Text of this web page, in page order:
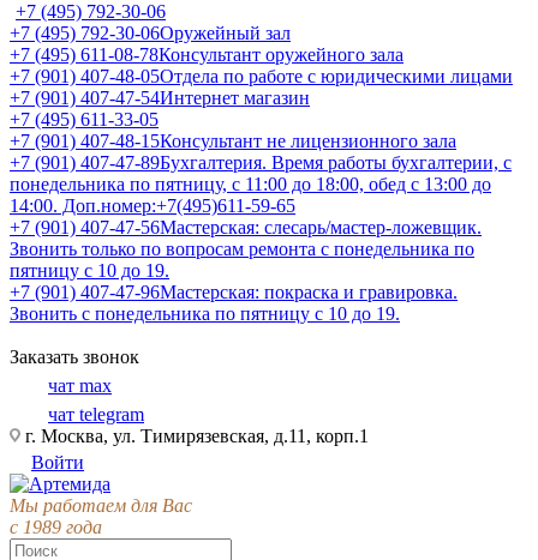
+7 (495) 792-30-06
+7 (495) 792-30-06Оружейный зал
+7 (495) 611-08-78Консультант оружейного зала
+7 (901) 407-48-05Отдела по работе с юридическими лицами
+7 (901) 407-47-54Интернет магазин
+7 (495) 611-33-05
+7 (901) 407-48-15Консультант не лицензионного зала
+7 (901) 407-47-89Бухгалтерия. Время работы бухгалтерии, с
понедельника по пятницу, с 11:00 до 18:00, обед с 13:00 до
14:00. Доп.номер:+7(495)611-59-65
+7 (901) 407-47-56Мастерская: слесарь/мастер-ложевщик.
Звонить только по вопросам ремонта с понедельника по
пятницу с 10 до 19.
+7 (901) 407-47-96Мастерская: покраска и гравировка.
Звонить с понедельника по пятницу с 10 до 19.
Заказать звонок
чат max
чат telegram
г. Москва, ул. Тимирязевская, д.11, корп.1
Войти
Мы работаем для Вас
с 1989 года